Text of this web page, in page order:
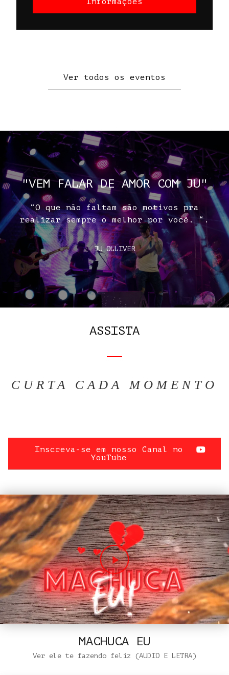
Ver todos os eventos
"VEM FALAR DE AMOR COM JU"
“O que não faltam são motivos pra
realizar sempre o melhor por você. “.
JU OLLIVER
ASSISTA
CURTA CADA MOMENTO
Inscreva-se em nosso Canal no
YouTube
MACHUCA EU
Ver ele te fazendo feliz (AUDIO E LETRA)